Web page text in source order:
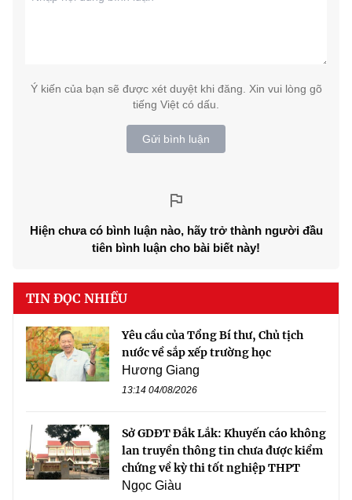
Ý kiến của bạn sẽ được xét duyệt khi đăng. Xin vui lòng gõ
tiếng Việt có dấu.
Gửi bình luận
Hiện chưa có bình luận nào, hãy trở thành người đầu
tiên bình luận cho bài biết này!
TIN ĐỌC NHIỀU
Yêu cầu của Tổng Bí thư, Chủ tịch
nước về sắp xếp trường học
Hương Giang
13:14 04/08/2026
Sở GDĐT Đắk Lắk: Khuyến cáo không
lan truyền thông tin chưa được kiểm
chứng về kỳ thi tốt nghiệp THPT
Ngọc Giàu